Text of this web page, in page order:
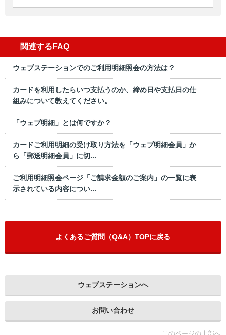
関連するFAQ
ウェブステーションでのご利用明細照会の方法は？
カードを利用したらいつ支払うのか、締め日や支払日の仕
組みについて教えてください。
「ウェブ明細」とは何ですか？
カードご利用明細の受け取り方法を「ウェブ明細会員」か
ら「郵送明細会員」に切...
ご利用明細照会ページ「ご請求金額のご案内」の一覧に表
示されている内容につい...
よくあるご質問（Q&A）TOPに戻る
ウェブステーションへ
お問い合わせ